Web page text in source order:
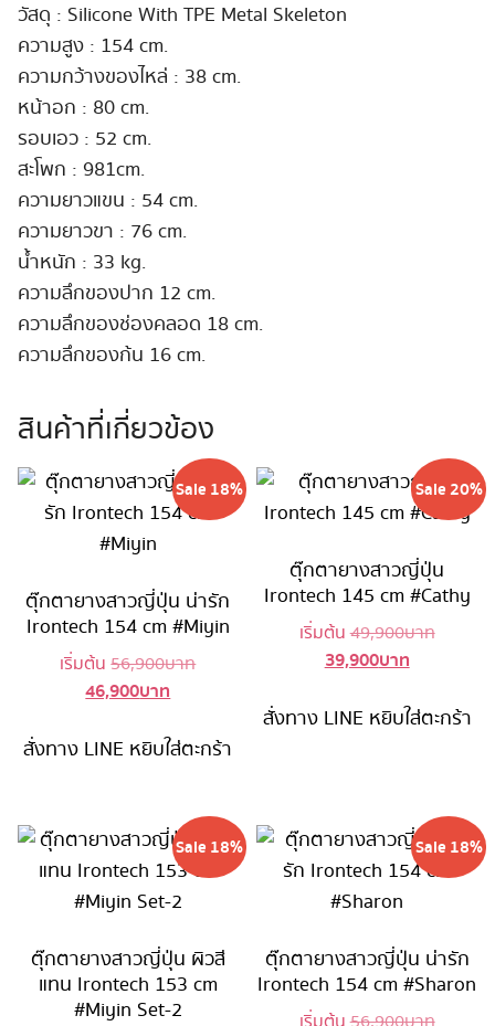
วัสดุ : Silicone With TPE Metal Skeleton
ความสูง : 154 cm.
ความกว้างของไหล่ : 38 cm.
หน้าอก : 80 cm.
รอบเอว : 52 cm.
สะโพก : 981cm.
ความยาวแขน : 54 cm.
ความยาวขา : 76 cm.
น้ำหนัก : 33 kg.
ความลึกของปาก 12 cm.
ความลึกของช่องคลอด 18 cm.
ความลึกของก้น 16 cm.
สินค้าที่เกี่ยวข้อง
Sale 18%
ตุ๊กตายางสาวญี่ปุ่น น่ารัก
Irontech 154 cm #Miyin
เริ่มต้น56,900บาทOriginal
56,900 บาท.
46,900บาท
is:
สั่งทาง LINE หยิบใส่ตะกร้า
Sale 20%
ตุ๊กตายางสาวญี่ปุ่น
Irontech 145 cm #Cathy
เริ่มต้น49,900บาทOriginal
49,900
39,900บาทCurrent
is:
สั่งทาง LINE หยิบใส่ตะกร้า
Sale 18%
ตุ๊กตายางสาวญี่ปุ่น ผิวสี
แทน Irontech 153 cm
#Miyin Set-2
Sale 18%
ตุ๊กตายางสาวญี่ปุ่น น่ารัก
Irontech 154 cm #Sharon